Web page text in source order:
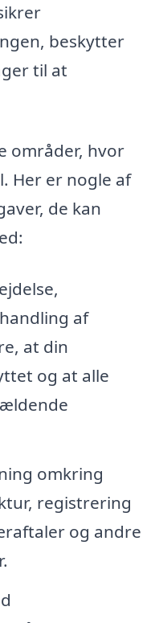
beskytter
til at
områder, hvor
Her er nogle af
de kan
af
at din
og at alle
omkring
registrering
og andre